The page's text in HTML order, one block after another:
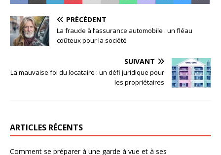
PRÉCÉDENT
La fraude à l’assurance automobile : un fléau
coûteux pour la société
SUIVANT
La mauvaise foi du locataire : un défi juridique pour
les propriétaires
ARTICLES RÉCENTS
Comment se préparer à une garde à vue et à ses